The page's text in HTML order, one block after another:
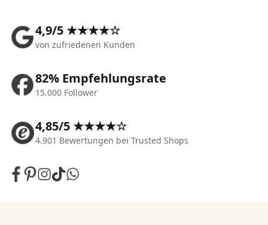
4,9/5 ★★★★☆
von zufriedenen Kunden
82% Empfehlungsrate
15.000 Follower
4,85/5 ★★★★☆
4.901 Bewertungen bei Trusted Shops